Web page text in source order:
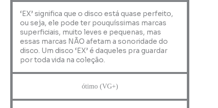
‘EX’ significa que o disco está quase perfeito,
ou seja, ele pode ter pouquíssimas marcas
superficiais, muito leves e pequenas, mas
essas marcas NÃO afetam a sonoridade do
disco. Um disco ‘EX’ é daqueles pra guardar
por toda vida na coleção.
ótimo (VG+)